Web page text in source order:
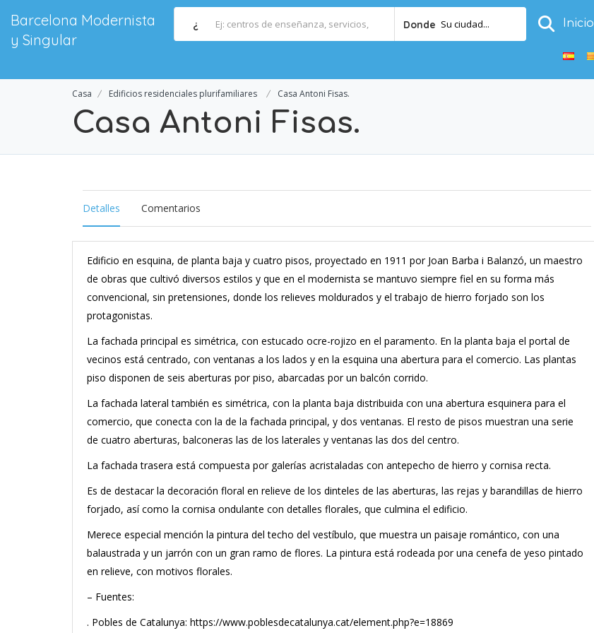
Barcelona Modernista
y Singular
¿ Donde Su ciudad... Inicio
Casa Edificios residenciales plurifamiliares Casa Antoni Fisas.
Casa Antoni Fisas.
Detalles Comentarios
Edificio en esquina, de planta baja y cuatro pisos, proyectado en 1911 por Joan Barba i Balanzó, un maestro
de obras que cultivó diversos estilos y que en el modernista se mantuvo siempre fiel en su forma más
convencional, sin pretensiones, donde los relieves moldurados y el trabajo de hierro forjado son los
protagonistas.
La fachada principal es simétrica, con estucado ocre-rojizo en el paramento. En la planta baja el portal de
vecinos está centrado, con ventanas a los lados y en la esquina una abertura para el comercio. Las plantas
piso disponen de seis aberturas por piso, abarcadas por un balcón corrido.
La fachada lateral también es simétrica, con la planta baja distribuida con una abertura esquinera para el
comercio, que conecta con la de la fachada principal, y dos ventanas. El resto de pisos muestran una serie
de cuatro aberturas, balconeras las de los laterales y ventanas las dos del centro.
La fachada trasera está compuesta por galerías acristaladas con antepecho de hierro y cornisa recta.
Es de destacar la decoración floral en relieve de los dinteles de las aberturas, las rejas y barandillas de hierro
forjado, así como la cornisa ondulante con detalles florales, que culmina el edificio.
Merece especial mención la pintura del techo del vestíbulo, que muestra un paisaje romántico, con una
balaustrada y un jarrón con un gran ramo de flores. La pintura está rodeada por una cenefa de yeso pintado
en relieve, con motivos florales.
– Fuentes:
. Pobles de Catalunya: https://www.poblesdecatalunya.cat/element.php?e=18869